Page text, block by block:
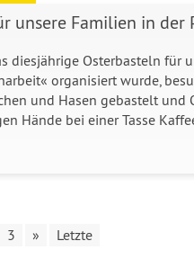
unsere Familien in der
diesjährige Osterbasteln für
organisiert wurde,
und Hasen gebastelt und
Hände bei einer Tasse
3 » Letzte